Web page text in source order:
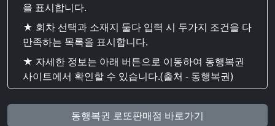
을 표시합니다.
★ 회차 선택과 소재지 둘다 입력 시 두가지 조건을 다
만족하는 목록을 표시합니다.
★ 자세한 정보는 아래 버튼으로 이동하여 동행복권
사이트에서 확인할 수 있습니다.(출처 - 동행복권)
동행복권 로또판매점 바로가기